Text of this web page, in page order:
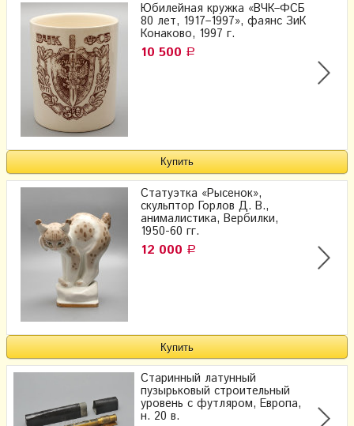
Юбилейная кружка «ВЧК–ФСБ
80 лет, 1917–1997», фаянс ЗиК
Конаково, 1997 г.
10 500 Р
Статуэтка «Рысенок»,
скульптор Горлов Д. В.,
анималистика, Вербилки,
1950-60 гг.
12 000 Р
Старинный латунный
пузырьковый строительный
уровень с футляром, Европа,
н. 20 в.